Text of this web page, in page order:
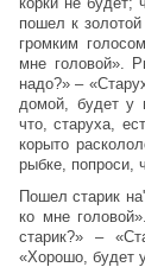
пошел к
громким
мне головой».
надо?» –
домой, будет у
что, старуха,
корыто
рыбке, попроси,
Пошел старик
ко мне
старик?» –
«Хорошо, будет